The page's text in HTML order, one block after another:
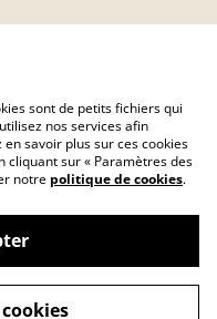
sont de petits fichiers qui
nos services afin
savoir plus sur ces cookies
cliquant sur « Paramètres des
notre politique de cookies.